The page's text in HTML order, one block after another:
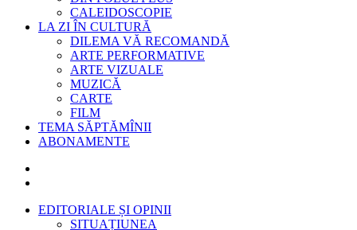
CALEIDOSCOPIE
LA ZI ÎN CULTURĂ
DILEMA VĂ RECOMANDĂ
ARTE PERFORMATIVE
ARTE VIZUALE
MUZICĂ
CARTE
FILM
TEMA SĂPTĂMÎNII
ABONAMENTE
EDITORIALE ȘI OPINII
SITUAȚIUNEA